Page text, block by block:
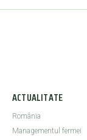
ACTUALITATE
România
Managementul fermei